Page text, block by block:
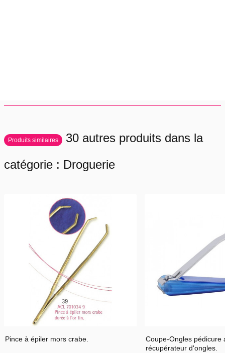
Produits similaires
30 autres produits dans la
catégorie : Droguerie
Pince à épiler mors crabe.
Coupe-Ongles pédicure
récupérateur d'ongles.